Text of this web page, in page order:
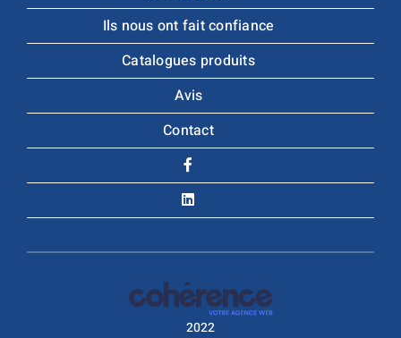
Ils nous ont fait confiance
Catalogues produits
Avis
Contact
2022